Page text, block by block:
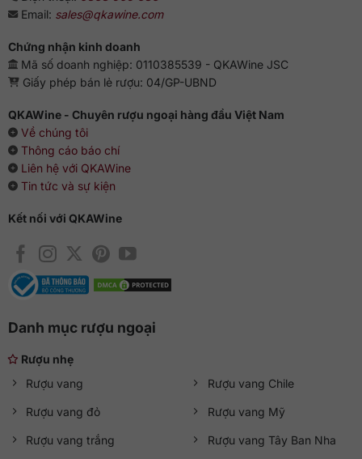
Email: sales@qkawine.com
Chứng nhận kinh doanh
Mã số doanh nghiệp: 0110385539 - QKAWine JSC
Giấy phép bán lẻ rượu: 04/GP-UBND
QKAWine - Chuyên rượu ngoại hàng đầu Việt Nam
Về chúng tôi
Thông cáo báo chí
Liên hệ với QKAWine
Tin tức và sự kiện
Kết nối với QKAWine
Danh mục rượu ngoại
Rượu nhẹ
Rượu vang
Rượu vang đỏ
Rượu vang trắng
Rượu vang Chile
Rượu vang Mỹ
Rượu vang Tây Ban Nha